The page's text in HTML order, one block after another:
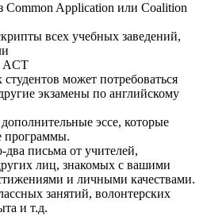
Common Application или Coalition
всех учебных заведений,
ACT
может потребоваться
экзамены по английскому
эссе, которые
программы.
письма от учителей,
лиц, знакомых с вашими
и личными качествами.
занятий, волонтерских
и т.д.